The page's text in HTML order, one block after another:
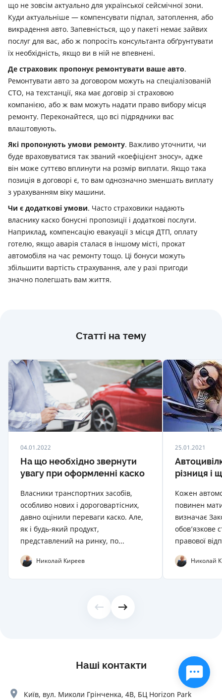
що не зовсім актуально для української сейсмічної зони.
Куди актуальніше — компенсувати підпал, затоплення, або
викрадення авто. Запевністься, що у пакеті немає зайвих
послуг для вас, або ж попросіть консультанта обґрунтувати
їх необхідність, якщо ви в ній не впевнені.
Де страховик пропонує ремонтувати ваше авто.
Ремонтувати авто за договором можуть на спеціалізованій
СТО, на техстанції, яка має договір зі страховою
компанією, або ж вам можуть надати право вибору місця
ремонту. Переконайтеся, що всі підрядники вас
влаштовують.
Які пропонують умови ремонту. Важливо уточнити, чи
буде враховуватися так званий «коефіцієнт зносу», адже
він може суттєво вплинути на розмір виплати. Якщо така
позиція в договорі є, то вам однозначно зменшать виплату
з урахуванням віку машини.
Чи є додаткові умови. Часто страховики надають
власнику каско бонусні пропозиції і додаткові послуги.
Наприклад, компенсацію евакуації з місця ДТП, оплату
готелю, якщо аварія сталася в іншому місті, прокат
автомобіля на час ремонту тощо. Ці бонуси можуть
збільшити вартість страхування, але у разі пригоди
значно полегшать вам життя.
Статті на тему
04.01.2022
На що необхідно звернути
увагу при оформленні каско
Власники транспортних засобів,
особливо нових і дороговартісних,
давно оцінили переваги каско. Але,
як і будь-який продукт,
представлений на ринку, по...
Николай Киреев
25.01.2021
різниця і
Кожен
повинен
визначає
обов’язкове
правової
Николай
Наші контакти
Київ, вул. Миколи Грінченка, 4В, БЦ Horizon Park